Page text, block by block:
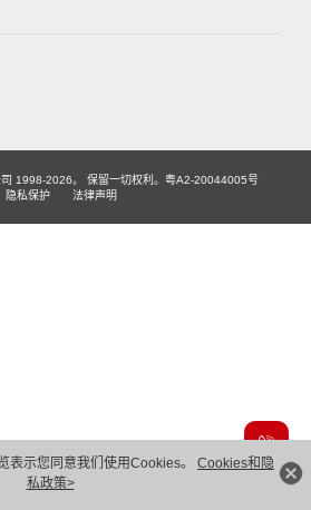
表示您同意我们使用Cookies。 Cookies和隐
私政策>
1998-2026。 保留一切权利。粤A2-20044005号
隐私保护
法律声明